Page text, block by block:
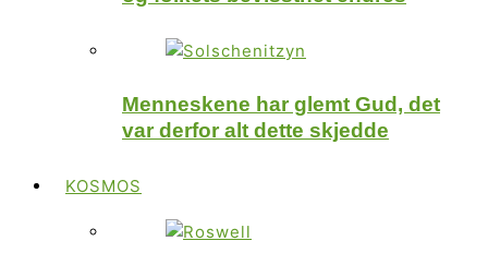
Menneskene har glemt Gud, det
var derfor alt dette skjedde
KOSMOS